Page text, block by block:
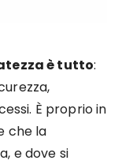
è tutto:
È proprio in
che la
e dove si